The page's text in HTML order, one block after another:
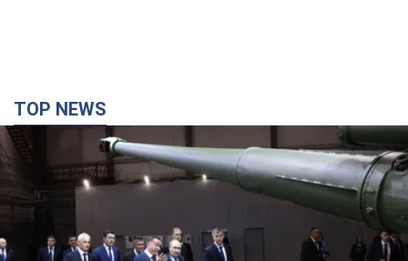
Кремль отримав "вікно можливостей", а Трамп
залишився майже без ракет: як бути Україні?
Інтерв’ю з Мельником
Думка, що в Росії закінчаться балістичні ракети, вкрай
небезпечна, наголосив експерт